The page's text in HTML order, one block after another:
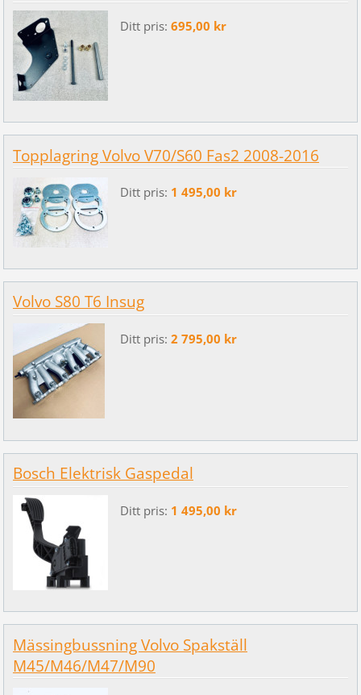
Ditt pris: 695,00 kr
Topplagring Volvo V70/S60 Fas2 2008-2016
Ditt pris: 1 495,00 kr
Volvo S80 T6 Insug
Ditt pris: 2 795,00 kr
Bosch Elektrisk Gaspedal
Ditt pris: 1 495,00 kr
Mässingbussning Volvo Spakställ
M45/M46/M47/M90